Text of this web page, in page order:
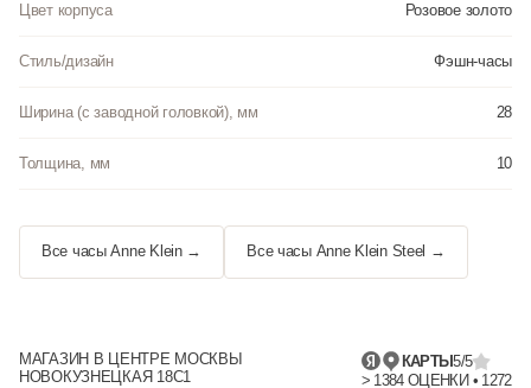
Цвет корпуса Розовое золото
Стиль/дизайн Фэшн-часы
Ширина (с заводной головкой), мм 28
Толщина, мм 10
Все часы Anne Klein → Все часы Anne Klein Steel →
МАГАЗИН В ЦЕНТРЕ МОСКВЫ
НОВОКУЗНЕЦКАЯ 18С1
КАРТЫ5/5